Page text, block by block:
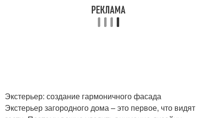
Экстерьер: создание гармоничного фасада
Экстерьер загородного дома – это первое, что видят